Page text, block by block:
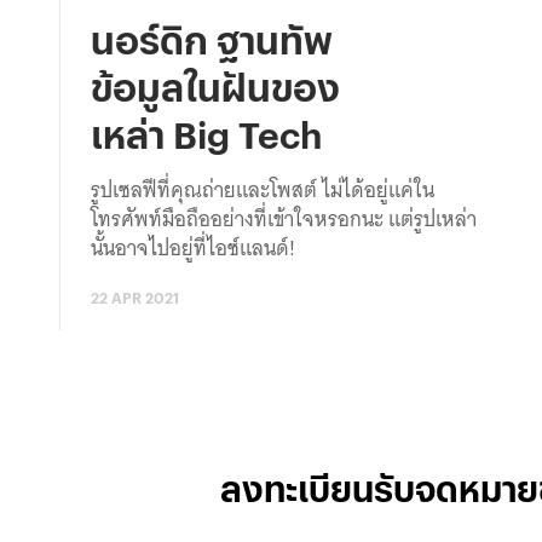
นอร์ดิก ฐานทัพ
ข้อมูลในฝันของ
เหล่า Big Tech
รูปเซลฟีที่คุณถ่ายและโพสต์ ไม่ได้อยู่แค่ใน
โทรศัพท์มือถืออย่างที่เข้าใจหรอกนะ แต่รูปเหล่า
นั้นอาจไปอยู่ที่ไอซ์แลนด์!
22 APR 2021
ลงทะเบียนรับจดหมา